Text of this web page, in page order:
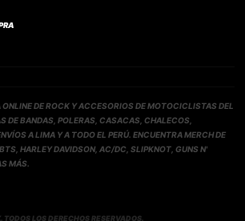
DE ROCK Y ACCESORIOS DE MOTOCICLISTAS DEL
DE BANDAS, POLERAS, CASACAS, CHALECOS,
A LIMA Y A TODO EL PERÚ. ENCUENTRA MERCH DE
HARLEY DAVIDSON, AC/DC, SLIPKNOT, GUNS N'
MÁS.
LOS DERECHOS RESERVADOS.